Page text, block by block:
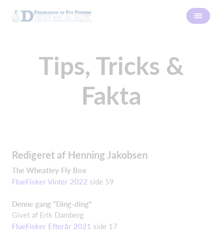
Tips, Tricks &
Fakta
Redigeret af Henning Jakobsen
The Wheatley Fly Box
FlueFisker Vinter 2022 side 59
Denne gang “Ding-ding”
Givet af Erik Damberg
FlueFisker Efterår 2021 side 17